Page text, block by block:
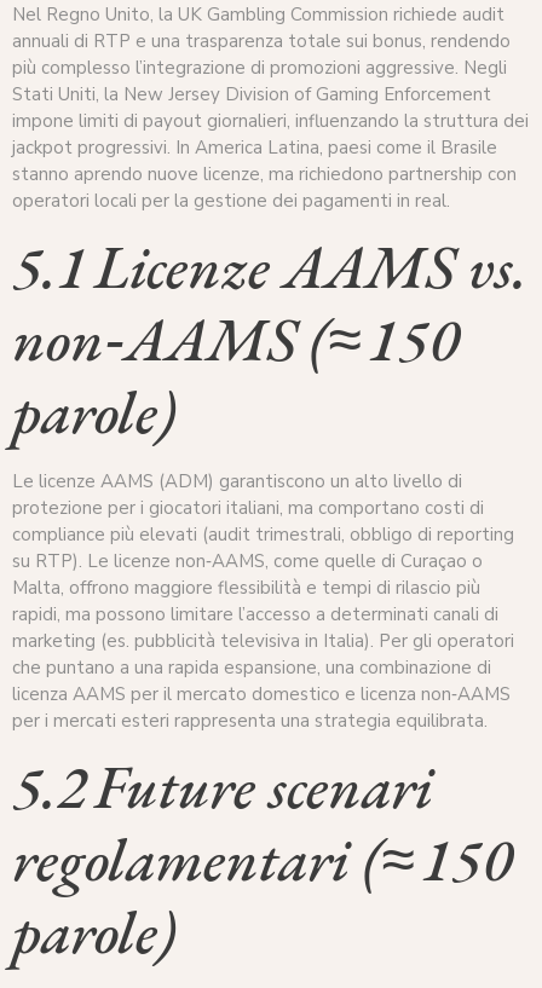
Nel Regno Unito, la UK Gambling Commission richiede audit
annuali di RTP e una trasparenza totale sui bonus, rendendo
più complesso l’integrazione di promozioni aggressive. Negli
Stati Uniti, la New Jersey Division of Gaming Enforcement
impone limiti di payout giornalieri, influenzando la struttura dei
jackpot progressivi. In America Latina, paesi come il Brasile
stanno aprendo nuove licenze, ma richiedono partnership con
operatori locali per la gestione dei pagamenti in real.
5.1 Licenze AAMS vs.
non‑AAMS (≈ 150
parole)
Le licenze AAMS (ADM) garantiscono un alto livello di
protezione per i giocatori italiani, ma comportano costi di
compliance più elevati (audit trimestrali, obbligo di reporting
su RTP). Le licenze non‑AAMS, come quelle di Curaçao o
Malta, offrono maggiore flessibilità e tempi di rilascio più
rapidi, ma possono limitare l’accesso a determinati canali di
marketing (es. pubblicità televisiva in Italia). Per gli operatori
che puntano a una rapida espansione, una combinazione di
licenza AAMS per il mercato domestico e licenza non‑AAMS
per i mercati esteri rappresenta una strategia equilibrata.
5.2 Future scenari
regolamentari (≈ 150
parole)